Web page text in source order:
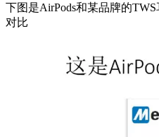
下图是AirPods和某品牌的
对比